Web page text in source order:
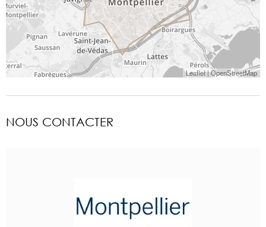
Leaflet|OpenStreetMap
NOUS CONTACTER